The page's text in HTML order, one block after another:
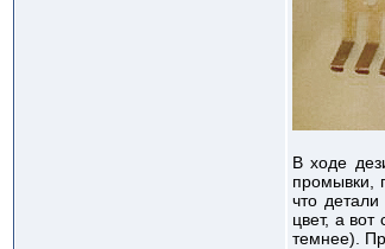
В ходе
промывки,
что
цвет, а
темнее).